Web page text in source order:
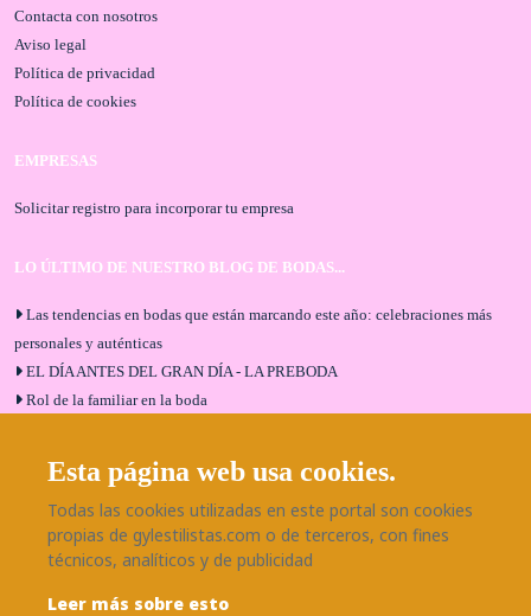
Contacta con nosotros
Aviso legal
Política de privacidad
Política de cookies
EMPRESAS
Solicitar registro para incorporar tu empresa
LO ÚLTIMO DE NUESTRO BLOG DE BODAS...
Las tendencias en bodas que están marcando este año: celebraciones más
personales y auténticas
EL DÍA ANTES DEL GRAN DÍA - LA PREBODA
Rol de la familiar en la boda
Bodas en Alhaurín de la Torre: entrevista exclusiva con Bodaeventos
Málaga
¿Cómo será tu boda?
Blog de bodas
SÍGUENOS EN NUESTRAS REDES
Esta página web usa cookies.
Todas las cookies utilizadas en este portal son cookies
propias de gylestilistas.com o de terceros, con fines
técnicos, analíticos y de publicidad
Leer más sobre esto